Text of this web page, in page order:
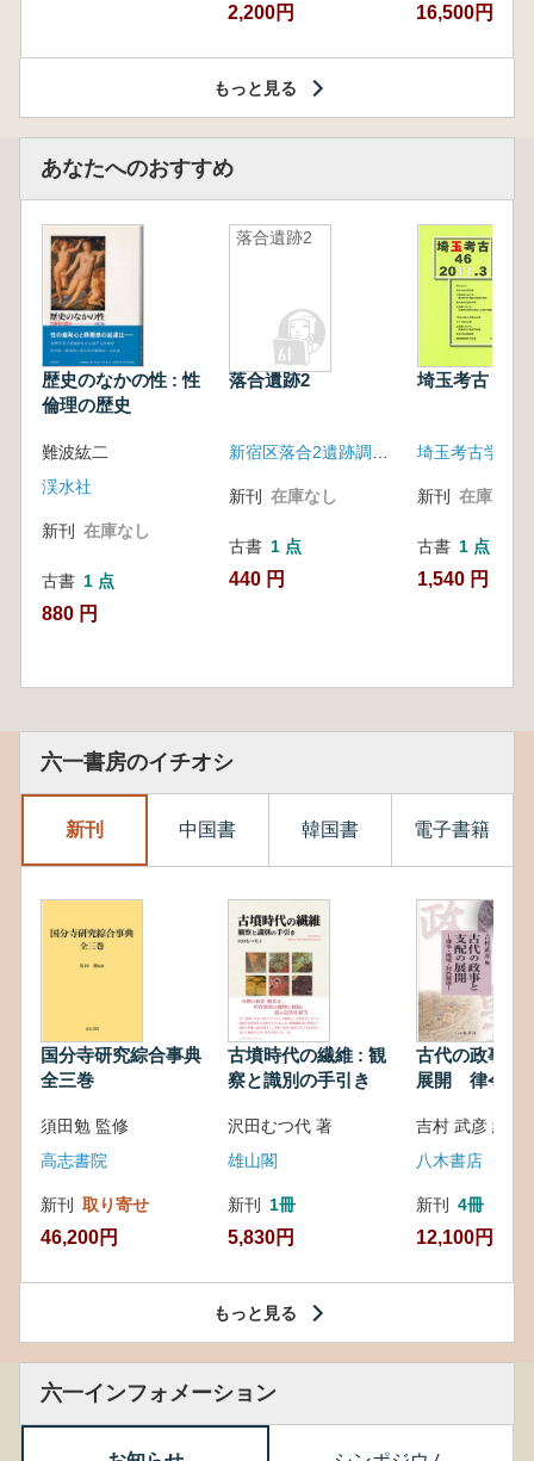
2,200円 16,500円
もっと見る
あなたへのおすすめ
歴史のなかの性 : 性
倫理の歴史
難波紘二
渓水社
新刊 在庫なし
古書 1 点
880 円
落合遺跡2
落合遺跡2
新刊 在庫なし
古書 1 点
440 円
埼玉考古
埼玉考古学会
新刊 在庫なし
古書 1 点
1,540 円
六一書房のイチオシ
新刊 中国書 韓国書 電子書籍
国分寺研究綜合事典
全三巻
須田勉 監修
高志書院
新刊 取り寄せ
46,200円
古墳時代の繊維 : 観
察と識別の手引き
沢田むつ代 著
雄山閣
新刊 1冊
5,830円
古代の政事と
展開 律令・
吉村 武彦 編集
八木書店
新刊 4冊
12,100円
もっと見る
六一インフォメーション